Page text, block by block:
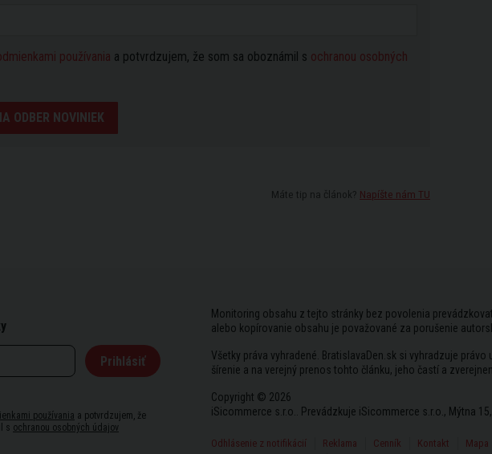
používania a potvrdzujem, že som sa oboznámil s ochranou osobných
ODBER NOVINIEK
Máte tip na článok? Napíšte nám TU
Prihlásiť
používania a potvrdzujem, že
s ochranou osobných údajov
Monitoring obsahu z tejto stránky bez povolenia
alebo kopírovanie obsahu je považované za porušenie
Všetky práva vyhradené. BratislavaDen.sk si vyhradzuje
šírenie a na verejný prenos tohto článku, jeho častí a
Copyright © 2026
iSicommerce s.r.o.. Prevádzkuje iSicommerce s.r.o., Mýtna
Odhlásenie z notifikácií Reklama Cenník Kontakt Mapa